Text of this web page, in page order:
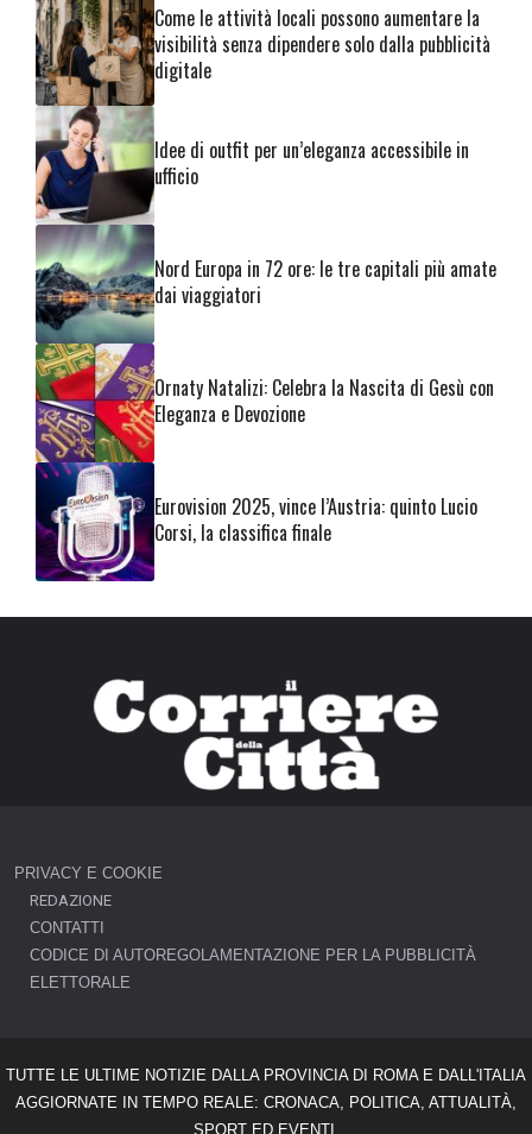
Come le attività locali possono aumentare la
visibilità senza dipendere solo dalla pubblicità
digitale
Idee di outfit per un’eleganza accessibile in
ufficio
Nord Europa in 72 ore: le tre capitali più amate
dai viaggiatori
Ornaty Natalizi: Celebra la Nascita di Gesù con
Eleganza e Devozione
Eurovision 2025, vince l’Austria: quinto Lucio
Corsi, la classifica finale
PRIVACY E COOKIE
REDAZIONE
CONTATTI
CODICE DI AUTOREGOLAMENTAZIONE PER LA PUBBLICITÀ
ELETTORALE
TUTTE LE ULTIME NOTIZIE DALLA PROVINCIA DI ROMA E DALL'ITALIA
AGGIORNATE IN TEMPO REALE: CRONACA, POLITICA, ATTUALITÀ,
SPORT ED EVENTI.